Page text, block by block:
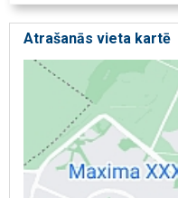
Atrašanās vieta kartē